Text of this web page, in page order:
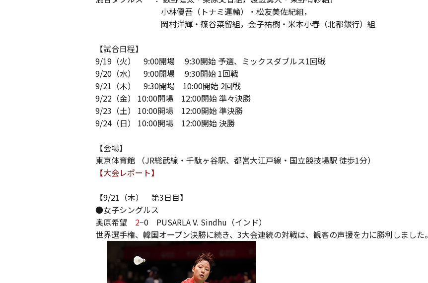
小林優吾（トナミ運輸）・松友美佐紀組，
岡村洋輝・篠谷菜留組，金子祐樹・米本小春（北都銀行）組
【試合日程】
9/19（火） 9:00開場 9:30開始 予選、ミックスダブルス1回戦
9/20（水） 9:00開場 9:30開始 1回戦
9/21（木） 9:30開場 10:00開始 2回戦
9/22（金） 10:00開場 12:00開始 準々決勝
9/23（土） 10:00開場 12:00開始 準決勝
9/24（日） 10:00開場 12:00開始 決勝
【会場】
東京体育館 （JR総武線・千駄ヶ谷駅、都営大江戸線・国立競技場駅 徒歩1分）
【大会レポート】
【9/21（木） 第3日目】
●女子シングルス
奥原希望 2−0 PUSARLA V. Sindhu（インド）
世界選手権、韓国オープン決勝に続き、3大会連続の対戦は、観客の声援を力に勝利しました。